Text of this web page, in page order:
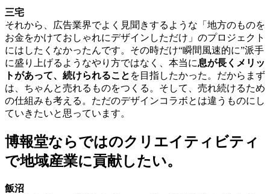
三宅
それから、広告業界でよく見聞きするような「地方のものを
お金をかけておしゃれにデザインしただけ」のプロジェクト
にはしたくなかったんです。その時だけ“瞬間風速的に”派手
に盛り上げるようなやり方ではなく、本当に息が長くメリッ
トがあって、続けられること を目指したかった。だからまず
は、ちゃんと売れるものをつくる。そして、売れ続けるため
の仕組みも考える。ただのデザインコラボとは違うものにし
ていきたいと思っています。
博報堂ならではのクリエイティビティ
で地域産業に貢献したい。
飯沼